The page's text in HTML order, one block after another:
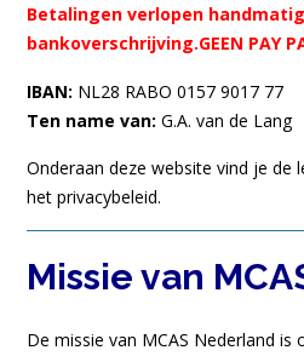
Betalingen verlopen
bankoverschrijving.GEEN PAY
IBAN: NL28 RABO 0157 9017 77
Ten name van: G.A. van de Lang
Onderaan deze website vind je de
het privacybeleid.
Missie van
De missie van MCAS Nederland is